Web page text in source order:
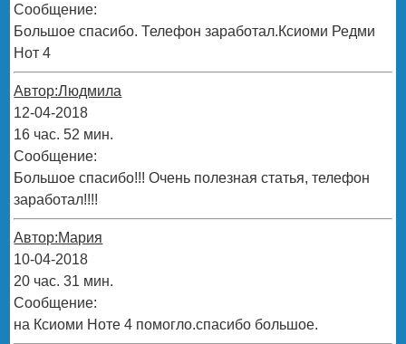
Сообщение:
Большое спасибо. Телефон заработал.Ксиоми Редми
Нот 4
Автор:Людмила
12-04-2018
16 час. 52 мин.
Сообщение:
Большое спасибо!!! Очень полезная статья, телефон
заработал!!!!
Автор:Мария
10-04-2018
20 час. 31 мин.
Сообщение:
на Ксиоми Ноте 4 помогло.спасибо большое.